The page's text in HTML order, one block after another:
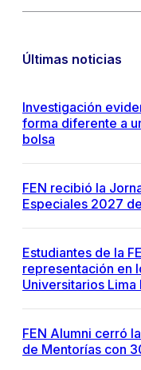
Últimas noticias
Investigación
forma diferente a
bolsa
FEN recibió la
Especiales 2027
Estudiantes de la
representación en
Universitarios Lima
FEN Alumni cerró
de Mentorías con